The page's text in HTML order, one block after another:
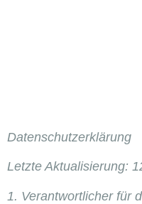
Datenschutzerklärung
Letzte Aktualisierung:
1. Verantwortlicher für